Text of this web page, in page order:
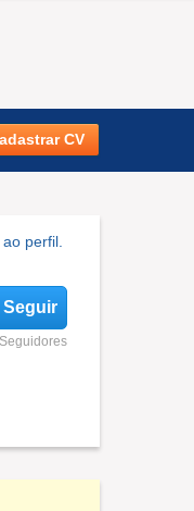
CV
perfil.
Seguir